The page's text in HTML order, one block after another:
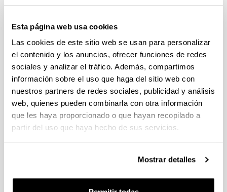
Esta página web usa cookies
Las cookies de este sitio web se usan para personalizar
el contenido y los anuncios, ofrecer funciones de redes
sociales y analizar el tráfico. Además, compartimos
información sobre el uso que haga del sitio web con
nuestros partners de redes sociales, publicidad y análisis
web, quienes pueden combinarla con otra información
que les haya proporcionado o que hayan recopilado a
partir del uso que haya hecho de sus servicios.
Mostrar detalles
Grados Odontología
Medicina (castellano)
Medicina (euskera)
Másteres